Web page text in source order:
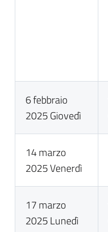
6 febbraio
2025 Giovedì
14 marzo
2025 Venerdì
17 marzo
2025 Lunedì